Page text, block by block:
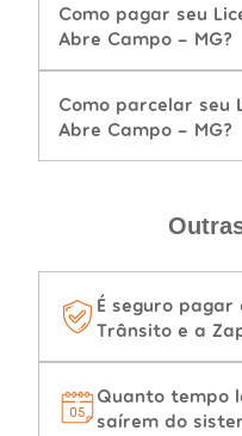
Como pagar seu
Abre Campo - MG?
Como parcelar seu
Abre Campo - MG?
É seguro pagar
Trânsito e a
Quanto tempo
saírem do